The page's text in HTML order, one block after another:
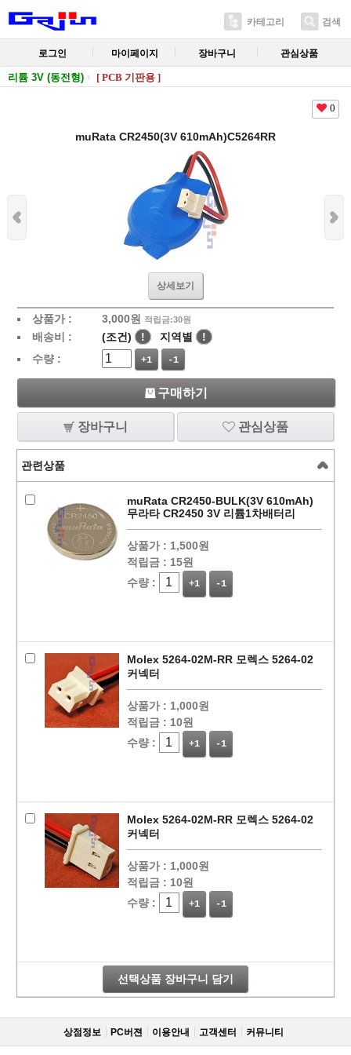
카테고리 검색
로그인 마이페이지 장바구니 관심상품
리튬 3V (동전형) [ PCB 기판용 ]
0
muRata CR2450(3V 610mAh)C5264RR
상세보기
상품가 : 3,000원 적립금:30원
배송비 : (조건) ! 지역별
!
수량 :
+1 -1
구매하기
장바구니 관심상품
관련상품
muRata CR2450-BULK(3V 610mAh)
무라타 CR2450 3V 리튬1차배터리
상품가 : 1,500원
적립금 : 15원
수량 :
+1 -1
Molex 5264-02M-RR 모렉스 5264-02
커넥터
상품가 : 1,000원
적립금 : 10원
수량 :
+1 -1
Molex 5264-02M-RR 모렉스 5264-02
커넥터
상품가 : 1,000원
적립금 : 10원
수량 :
+1 -1
선택상품 장바구니 담기
상점정보 PC버젼 이용안내 고객센터 커뮤니티